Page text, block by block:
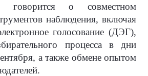
говорится о совместном
наблюдения, включая
голосование (ДЭГ),
процесса в дни
а также обмене опытом